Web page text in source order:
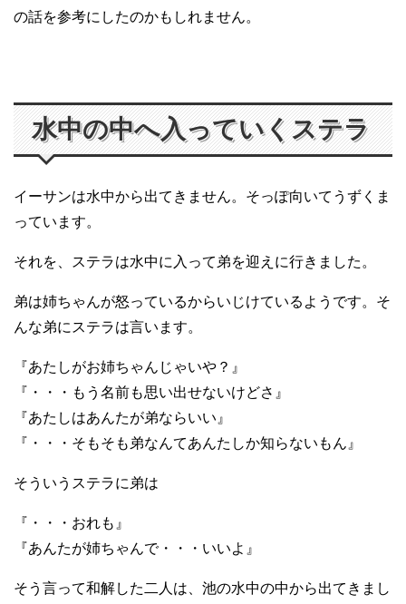
の話を参考にしたのかもしれません。
水中の中へ入っていくステラ
イーサンは水中から出てきません。そっぽ向いてうずくま
っています。
それを、ステラは水中に入って弟を迎えに行きました。
弟は姉ちゃんが怒っているからいじけているようです。そ
んな弟にステラは言います。
『あたしがお姉ちゃんじゃいや？』
『・・・もう名前も思い出せないけどさ』
『あたしはあんたが弟ならいい』
『・・・そもそも弟なんてあんたしか知らないもん』
そういうステラに弟は
『・・・おれも』
『あんたが姉ちゃんで・・・いいよ』
そう言って和解した二人は、池の水中の中から出てきまし